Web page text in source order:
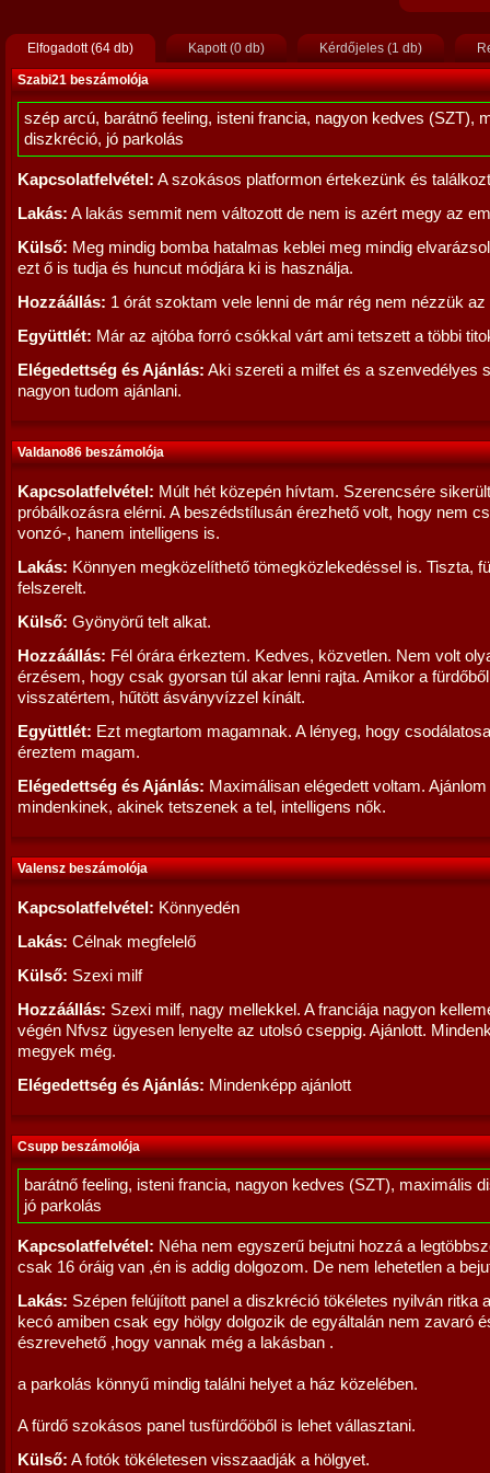
Elfogadott (64 db) Kapott (0 db) Kérdőjeles (1 db)
Szabi21 beszámolója
szép arcú, barátnő feeling, isteni francia, nagyon kedves (SZT),
diszkréció, jó parkolás
Kapcsolatfelvétel: A szokásos platformon értekezünk és
Lakás: A lakás semmit nem változott de nem is azért megy az
Külső: Meg mindig bomba hatalmas keblei meg mindig
ezt ő is tudja és huncut módjára ki is használja.
Hozzáállás: 1 órát szoktam vele lenni de már rég nem nézzük az
Együttlét: Már az ajtóba forró csókkal várt ami tetszett a többi
Elégedettség és Ajánlás: Aki szereti a milfet és a szenvedélyes
nagyon tudom ajánlani.
Valdano86 beszámolója
Kapcsolatfelvétel: Múlt hét közepén hívtam. Szerencsére
próbálkozásra elérni. A beszédstílusán érezhető volt, hogy nem
vonzó-, hanem intelligens is.
Lakás: Könnyen megközelíthető tömegközlekedéssel is. Tiszta,
felszerelt.
Külső: Gyönyörű telt alkat.
Hozzáállás: Fél órára érkeztem. Kedves, közvetlen. Nem volt
érzésem, hogy csak gyorsan túl akar lenni rajta. Amikor a fürdőből
visszatértem, hűtött ásványvízzel kínált.
Együttlét: Ezt megtartom magamnak. A lényeg, hogy
éreztem magam.
Elégedettség és Ajánlás: Maximálisan elégedett voltam. Ajánlom
mindenkinek, akinek tetszenek a tel, intelligens nők.
Valensz beszámolója
Kapcsolatfelvétel: Könnyedén
Lakás: Célnak megfelelő
Külső: Szexi milf
Hozzáállás: Szexi milf, nagy mellekkel. A franciája nagyon
végén Nfvsz ügyesen lenyelte az utolsó cseppig. Ajánlott.
megyek még.
Elégedettség és Ajánlás: Mindenképp ajánlott
Csupp beszámolója
barátnő feeling, isteni francia, nagyon kedves (SZT), maximális
jó parkolás
Kapcsolatfelvétel: Néha nem egyszerű bejutni hozzá a
csak 16 óráig van ,én is addig dolgozom. De nem lehetetlen a
Lakás: Szépen felújított panel a diszkréció tökéletes nyilván ritka
kecó amiben csak egy hölgy dolgozik de egyáltalán nem zavaró
észrevehető ,hogy vannak még a lakásban .
a parkolás könnyű mindig találni helyet a ház közelében.
A fürdő szokásos panel tusfürdőöből is lehet vállasztani.
Külső: A fotók tökéletesen visszaadják a hölgyet.